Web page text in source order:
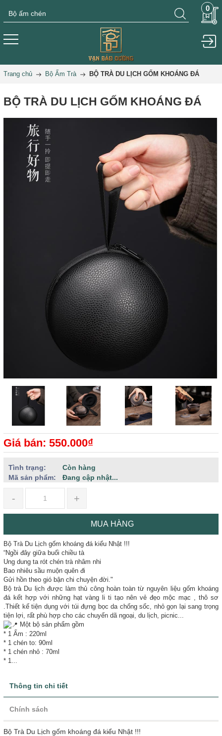
0
Trang chủ Bộ Ấm Trà BỘ TRÀ DU LỊCH GỐM KHOÁNG ĐÁ
BỘ TRÀ DU LỊCH GỐM KHOÁNG ĐÁ
Giá bán: 550.000₫
Tình trạng:
Còn hàng
Mã sản phẩm:
Đang cập nhật...
- +
MUA HÀNG
Bộ Trà Du Lịch gốm khoáng đá kiểu Nhật !!!
“Ngồi đây giữa buổi chiều tà
Ung dung ta rót chén trà nhâm nhi
Bao nhiêu sầu muộn quên đi
Gửi hồn theo gió bận chi chuyện đời."
Bộ trà Du lịch được làm thủ công hoàn toàn từ nguyên liệu gốm khoáng
đá kết hợp với những hạt vàng li ti tạo nên vẻ đẹo mộc mạc , thô sơ
.Thiết kế tiện dụng với túi đựng bọc da chống sốc, nhỏ gọn lại sang trọng
tiện lợi, rất phù hợp cho các chuyến dã ngoại, du lịch, picnic...
Một bộ sản phẩm gồm
* 1 Ấm : 220ml
* 1 chén to: 90ml
* 1 chén nhỏ : 70ml
* 1...
Thông tin chi tiết
Chính sách
Bộ Trà Du Lịch gốm khoáng đá kiểu Nhật !!!